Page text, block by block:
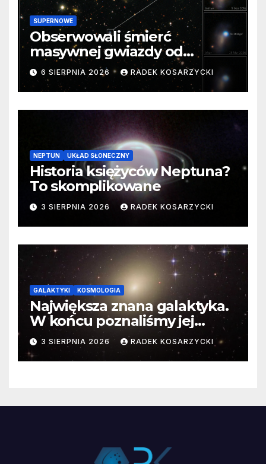
SUPERNOWE
Obserwowali śmierć
masywnej gwiazdy od
samego początku. Niezwykle
cenne dane
6 SIERPNIA 2026 RADEK KOSARZYCKI
NEPTUN UKŁAD SŁONECZNY
Historia księżyców Neptuna?
To skomplikowane
3 SIERPNIA 2026 RADEK KOSARZYCKI
GALAKTYKI KOSMOLOGIA
Największa znana galaktyka.
W końcu poznaliśmy jej
faktyczne wymiary
3 SIERPNIA 2026 RADEK KOSARZYCKI